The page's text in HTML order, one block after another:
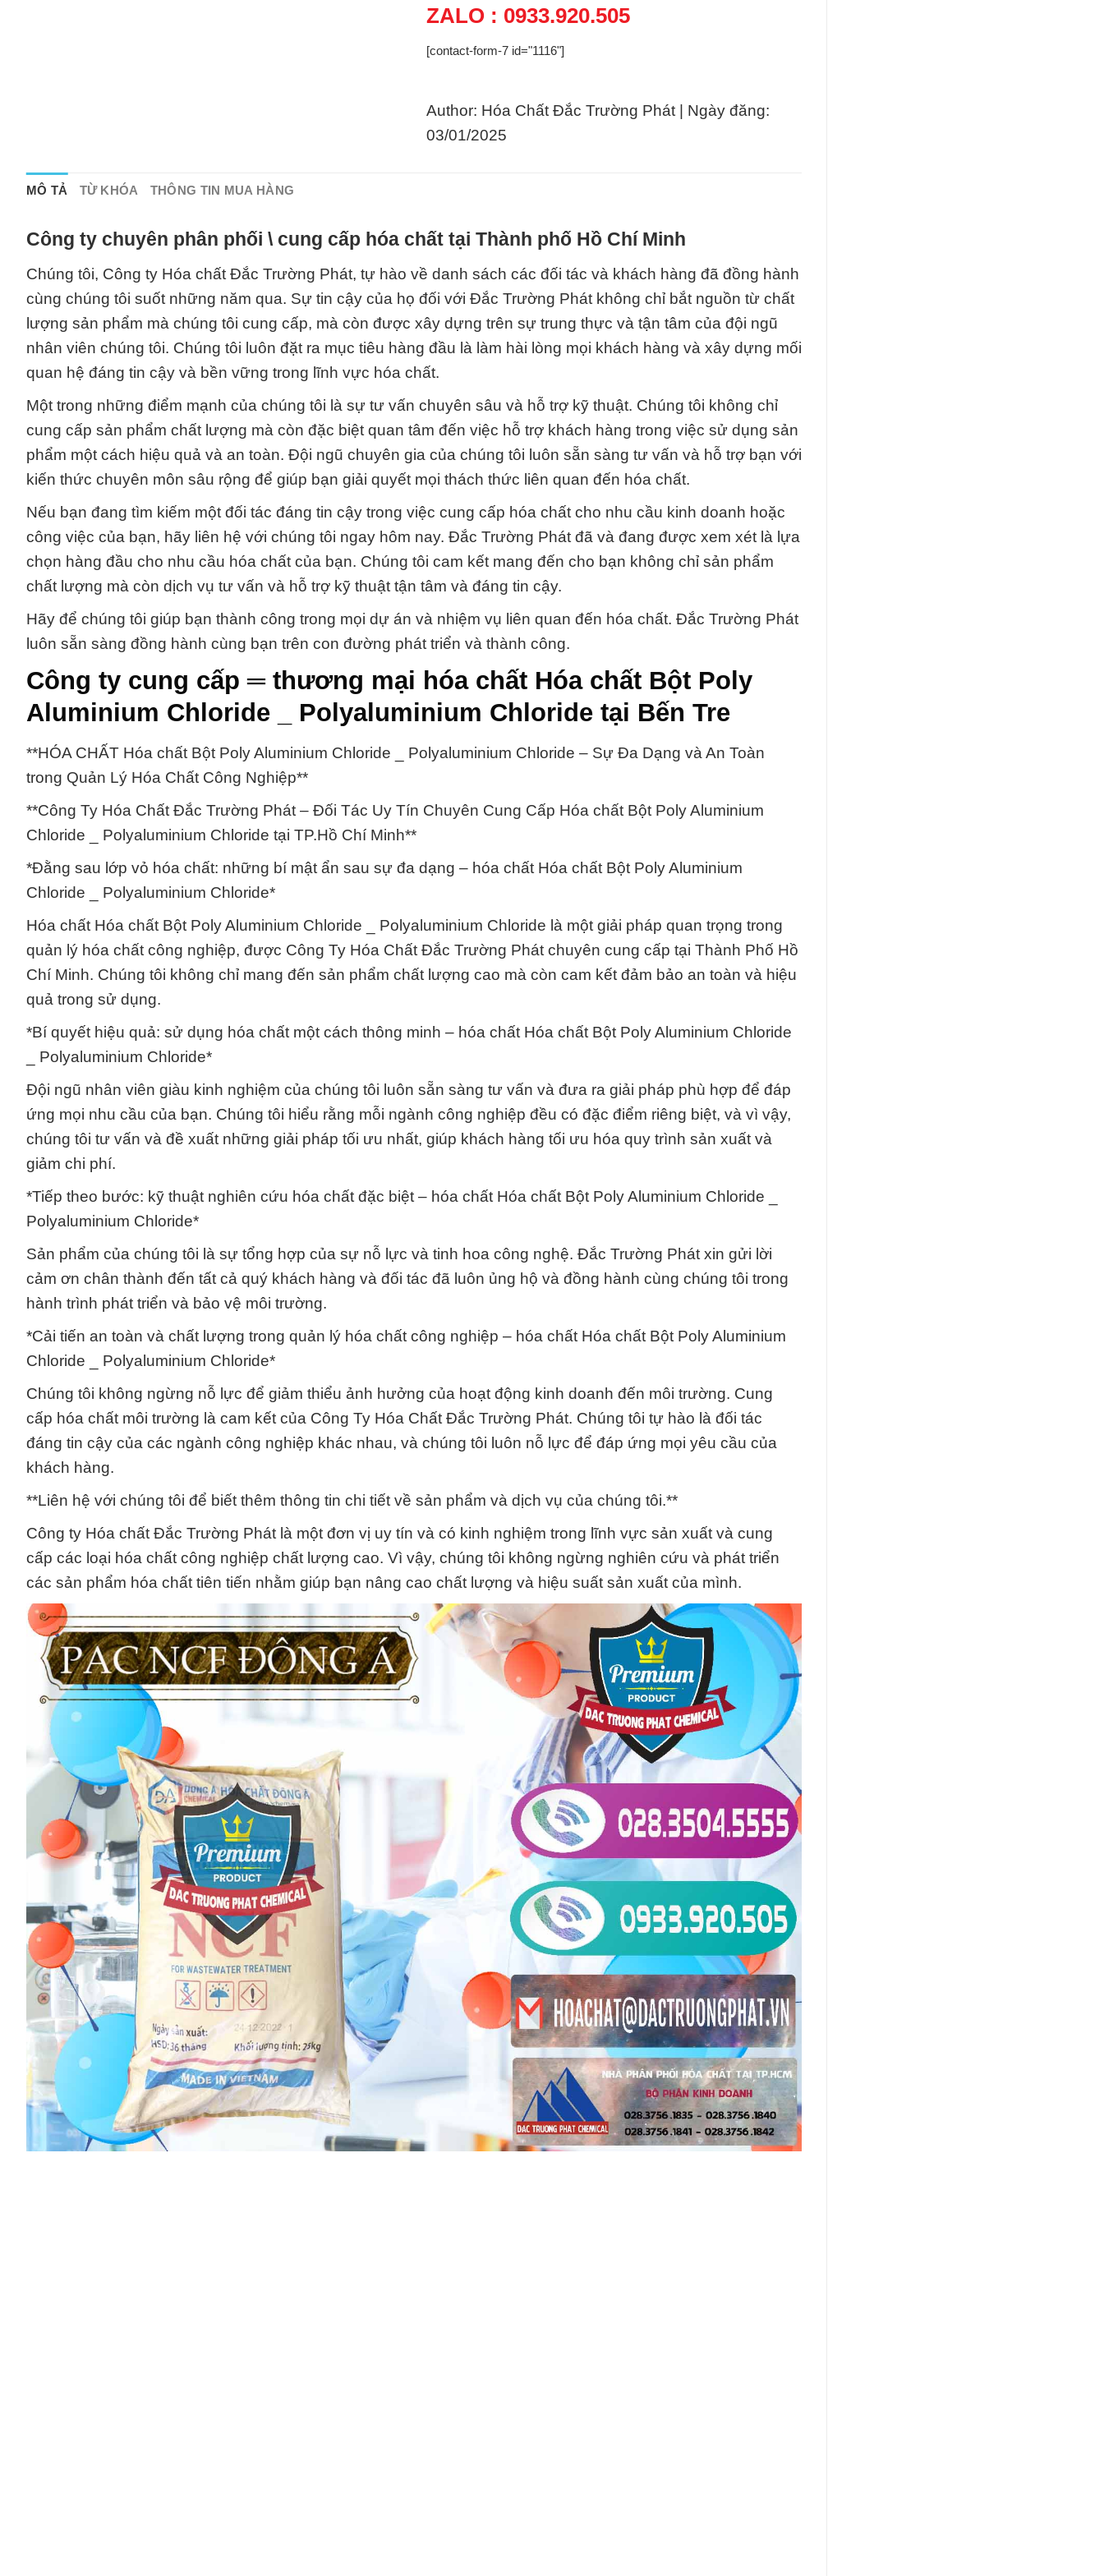
ZALO : 0933.920.505
[contact-form-7 id="1116"]
Author: Hóa Chất Đắc Trường Phát | Ngày đăng:
03/01/2025
MÔ TẢ TỪ KHÓA THÔNG TIN MUA HÀNG
Công ty chuyên phân phối \ cung cấp hóa chất tại Thành phố Hồ Chí Minh
Chúng tôi, Công ty Hóa chất Đắc Trường Phát, tự hào về danh sách các đối tác và khách hàng đã đồng hành
cùng chúng tôi suốt những năm qua. Sự tin cậy của họ đối với Đắc Trường Phát không chỉ bắt nguồn từ chất
lượng sản phẩm mà chúng tôi cung cấp, mà còn được xây dựng trên sự trung thực và tận tâm của đội ngũ
nhân viên chúng tôi. Chúng tôi luôn đặt ra mục tiêu hàng đầu là làm hài lòng mọi khách hàng và xây dựng mối
quan hệ đáng tin cậy và bền vững trong lĩnh vực hóa chất.
Một trong những điểm mạnh của chúng tôi là sự tư vấn chuyên sâu và hỗ trợ kỹ thuật. Chúng tôi không chỉ
cung cấp sản phẩm chất lượng mà còn đặc biệt quan tâm đến việc hỗ trợ khách hàng trong việc sử dụng sản
phẩm một cách hiệu quả và an toàn. Đội ngũ chuyên gia của chúng tôi luôn sẵn sàng tư vấn và hỗ trợ bạn với
kiến thức chuyên môn sâu rộng để giúp bạn giải quyết mọi thách thức liên quan đến hóa chất.
Nếu bạn đang tìm kiếm một đối tác đáng tin cậy trong việc cung cấp hóa chất cho nhu cầu kinh doanh hoặc
công việc của bạn, hãy liên hệ với chúng tôi ngay hôm nay. Đắc Trường Phát đã và đang được xem xét là lựa
chọn hàng đầu cho nhu cầu hóa chất của bạn. Chúng tôi cam kết mang đến cho bạn không chỉ sản phẩm
chất lượng mà còn dịch vụ tư vấn và hỗ trợ kỹ thuật tận tâm và đáng tin cậy.
Hãy để chúng tôi giúp bạn thành công trong mọi dự án và nhiệm vụ liên quan đến hóa chất. Đắc Trường Phát
luôn sẵn sàng đồng hành cùng bạn trên con đường phát triển và thành công.
Công ty cung cấp ═ thương mại hóa chất Hóa chất Bột Poly
Aluminium Chloride _ Polyaluminium Chloride tại Bến Tre
**HÓA CHẤT Hóa chất Bột Poly Aluminium Chloride _ Polyaluminium Chloride – Sự Đa Dạng và An Toàn
trong Quản Lý Hóa Chất Công Nghiệp**
**Công Ty Hóa Chất Đắc Trường Phát – Đối Tác Uy Tín Chuyên Cung Cấp Hóa chất Bột Poly Aluminium
Chloride _ Polyaluminium Chloride tại TP.Hồ Chí Minh**
*Đằng sau lớp vỏ hóa chất: những bí mật ẩn sau sự đa dạng – hóa chất Hóa chất Bột Poly Aluminium
Chloride _ Polyaluminium Chloride*
Hóa chất Hóa chất Bột Poly Aluminium Chloride _ Polyaluminium Chloride là một giải pháp quan trọng trong
quản lý hóa chất công nghiệp, được Công Ty Hóa Chất Đắc Trường Phát chuyên cung cấp tại Thành Phố Hồ
Chí Minh. Chúng tôi không chỉ mang đến sản phẩm chất lượng cao mà còn cam kết đảm bảo an toàn và hiệu
quả trong sử dụng.
*Bí quyết hiệu quả: sử dụng hóa chất một cách thông minh – hóa chất Hóa chất Bột Poly Aluminium Chloride
_ Polyaluminium Chloride*
Đội ngũ nhân viên giàu kinh nghiệm của chúng tôi luôn sẵn sàng tư vấn và đưa ra giải pháp phù hợp để đáp
ứng mọi nhu cầu của bạn. Chúng tôi hiểu rằng mỗi ngành công nghiệp đều có đặc điểm riêng biệt, và vì vậy,
chúng tôi tư vấn và đề xuất những giải pháp tối ưu nhất, giúp khách hàng tối ưu hóa quy trình sản xuất và
giảm chi phí.
*Tiếp theo bước: kỹ thuật nghiên cứu hóa chất đặc biệt – hóa chất Hóa chất Bột Poly Aluminium Chloride _
Polyaluminium Chloride*
Sản phẩm của chúng tôi là sự tổng hợp của sự nỗ lực và tinh hoa công nghệ. Đắc Trường Phát xin gửi lời
cảm ơn chân thành đến tất cả quý khách hàng và đối tác đã luôn ủng hộ và đồng hành cùng chúng tôi trong
hành trình phát triển và bảo vệ môi trường.
*Cải tiến an toàn và chất lượng trong quản lý hóa chất công nghiệp – hóa chất Hóa chất Bột Poly Aluminium
Chloride _ Polyaluminium Chloride*
Chúng tôi không ngừng nỗ lực để giảm thiểu ảnh hưởng của hoạt động kinh doanh đến môi trường. Cung
cấp hóa chất môi trường là cam kết của Công Ty Hóa Chất Đắc Trường Phát. Chúng tôi tự hào là đối tác
đáng tin cậy của các ngành công nghiệp khác nhau, và chúng tôi luôn nỗ lực để đáp ứng mọi yêu cầu của
khách hàng.
**Liên hệ với chúng tôi để biết thêm thông tin chi tiết về sản phẩm và dịch vụ của chúng tôi.**
Công ty Hóa chất Đắc Trường Phát là một đơn vị uy tín và có kinh nghiệm trong lĩnh vực sản xuất và cung
cấp các loại hóa chất công nghiệp chất lượng cao. Vì vậy, chúng tôi không ngừng nghiên cứu và phát triển
các sản phẩm hóa chất tiên tiến nhằm giúp bạn nâng cao chất lượng và hiệu suất sản xuất của mình.